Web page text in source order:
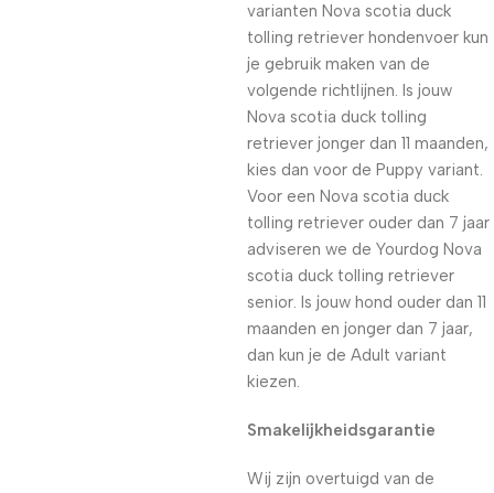
varianten Nova scotia duck
tolling retriever hondenvoer kun
je gebruik maken van de
volgende richtlijnen. Is jouw
Nova scotia duck tolling
retriever jonger dan 11 maanden,
kies dan voor de Puppy variant.
Voor een Nova scotia duck
tolling retriever ouder dan 7 jaar
adviseren we de Yourdog Nova
scotia duck tolling retriever
senior. Is jouw hond ouder dan 11
maanden en jonger dan 7 jaar,
dan kun je de Adult variant
kiezen.
Smakelijkheidsgarantie
Wij zijn overtuigd van de